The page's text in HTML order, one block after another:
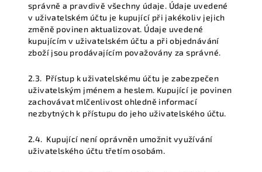
správně a pravdivě všechny údaje. Údaje uvedené
v uživatelském účtu je kupující při jakékoliv jejich
změně povinen aktualizovat. Údaje uvedené
kupujícím v uživatelském účtu a při objednávání
zboží jsou prodávajícím považovány za správné.
2.3. Přístup k uživatelskému účtu je zabezpečen
uživatelským jménem a heslem. Kupující je povinen
zachovávat mlčenlivost ohledně informací
nezbytných k přístupu do jeho uživatelského účtu.
2.4. Kupující není oprávněn umožnit využívání
uživatelského účtu třetím osobám.